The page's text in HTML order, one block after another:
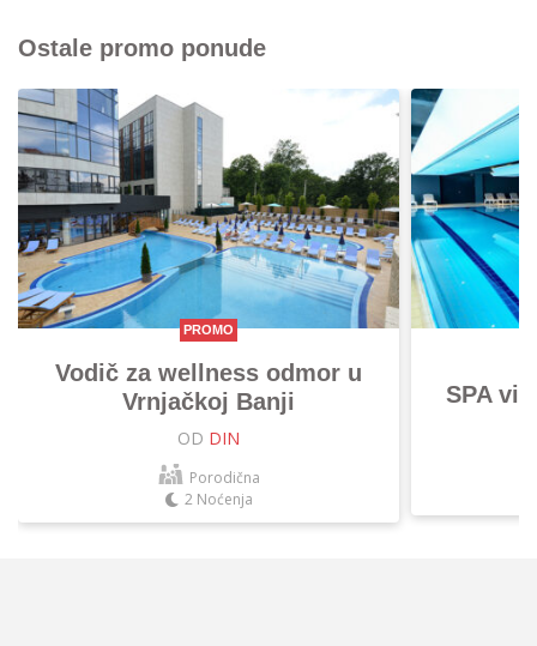
Ostale promo ponude
PROMO
Vodič za wellness odmor u
Vrnjačkoj Banji
OD DIN
Porodična
2 Noćenja
SPA